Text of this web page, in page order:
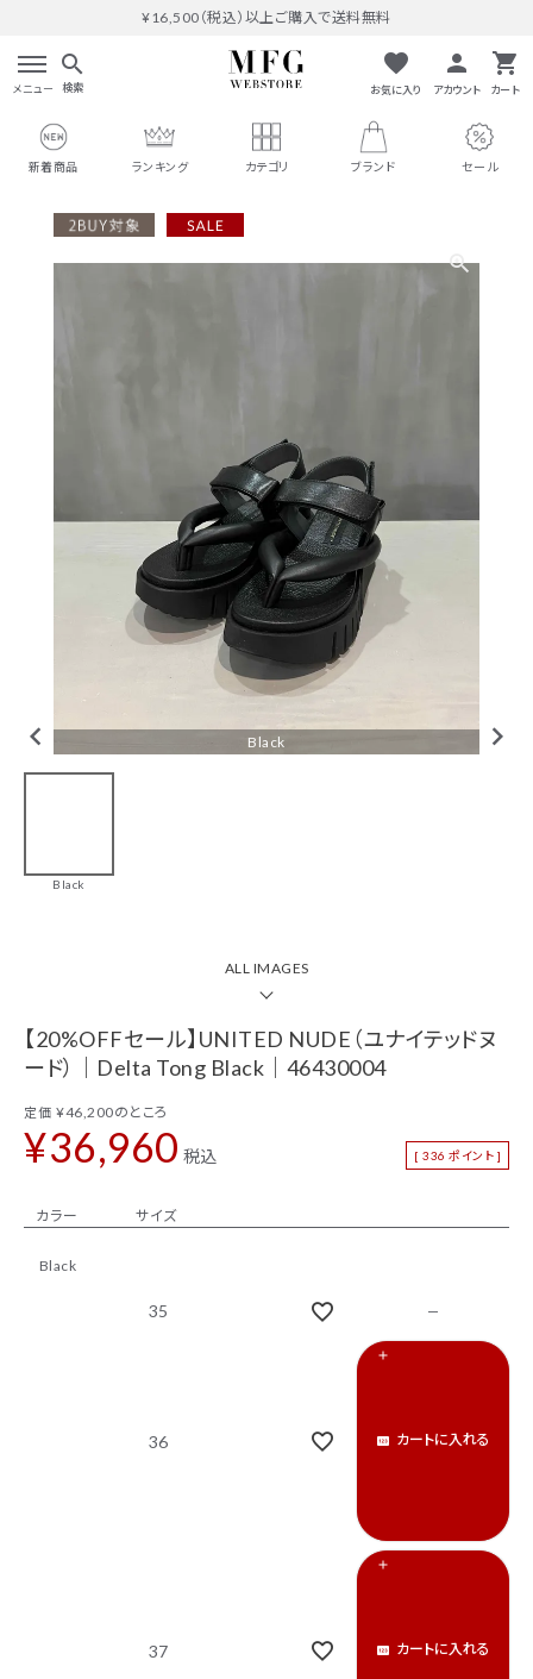
¥16,500（税込）以上ご購入で送料無料
メニュー
search
検索
favorite
お気に入り
person
アカウント
shopping_cart
カート
新着商品 ランキング カテゴリ ブランド セール
#THOMAS MAGPIE
#MARGAUX VINTAGE
#M53.
#イチパーセント
絞り込んで検索
CHECKED ITEM
ドヌード）｜Delta
カテゴリーから探す
新着商品
トップス
スカート
アウター
Black
Black
ALL IMAGES
【20%OFFセール】UNITED NUDE（ユナイテッドヌ
ード）｜Delta Tong Black｜46430004
定価 ¥46,200のところ
¥36,960 税込 [ 336 ポイント ]
カラー サイズ
Black
35
36 カートに入れる
37 カートに入れる